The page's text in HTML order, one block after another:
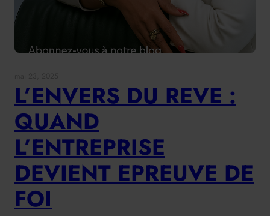
L’ENVERS DU REVE :
QUAND
L’ENTREPRISE
DEVIENT EPREUVE DE
FOI